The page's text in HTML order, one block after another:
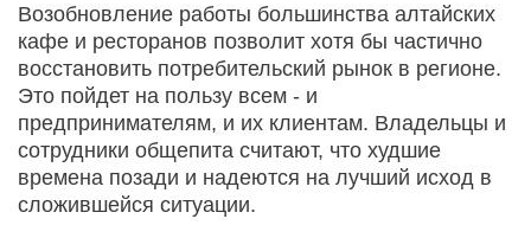
Возобновление работы большинства алтайских
кафе и ресторанов позволит хотя бы частично
восстановить потребительский рынок в регионе.
Это пойдет на пользу всем - и
предпринимателям, и их клиентам. Владельцы и
сотрудники общепита считают, что худшие
времена позади и надеются на лучший исход в
сложившейся ситуации.